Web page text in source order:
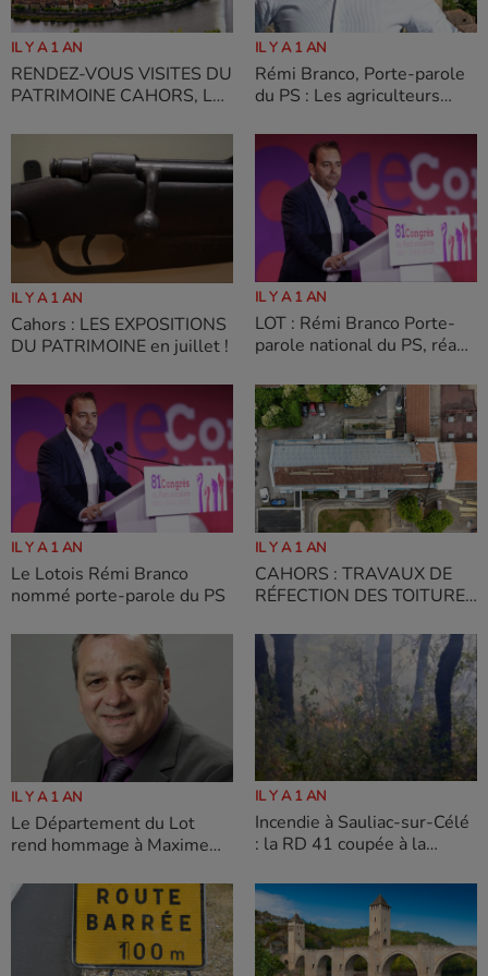
IL Y A 1 AN
RENDEZ-VOUS VISITES DU
PATRIMOINE CAHORS, LE
LA CATHEDRALE
IL Y A 1 AN
Rémi Branco, Porte-parole
du PS : Les agriculteurs
Duplomb et les
provocations de Sandrine
Rousseau »
IL Y A 1 AN
Cahors : LES EXPOSITIONS
DU PATRIMOINE en juillet !
IL Y A 1 AN
LOT : Rémi Branco Porte-
parole national du PS, réagit
Ministre .
IL Y A 1 AN
Le Lotois Rémi Branco
nommé porte-parole du PS
IL Y A 1 AN
CAHORS : TRAVAUX DE
RÉFECTION DES TOITURES
ET DE LA CANTINE
ÉLÉMENTAIRE DE L’ÉCOLE
ZACHARIE-LAFAGE
IL Y A 1 AN
Le Département du Lot
rend hommage à Maxime
IL Y A 1 AN
Incendie à Sauliac-sur-Célé
: la RD 41 coupée à la